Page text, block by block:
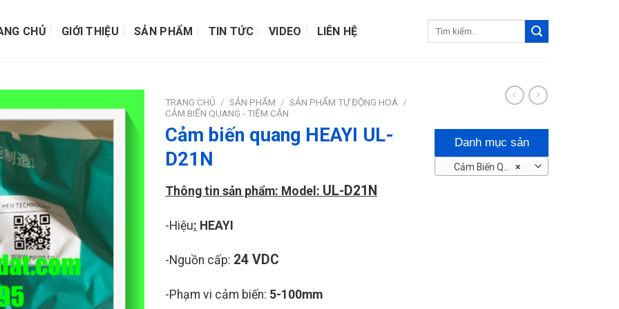
CHỦ GIỚI THIỆU SẢN PHẨM TIN TỨC VIDEO LIÊN HỆ
TRANG CHỦ / SẢN PHẨM / SẢN PHẨM TỰ ĐỘNG HOÁ /
CẢM BIẾN QUANG - TIỆM CẬN
Cảm biến quang HEAYI UL-
D21N
Thông tin sản phẩm: Model: UL-D21N
-Hiệu: HEAYI
-Nguồn cấp: 24 VDC
-Phạm vi cảm biến: 5-100mm
Danh mục sản
phẩm ×
Cảm Biến Quang – Tiệm Cận